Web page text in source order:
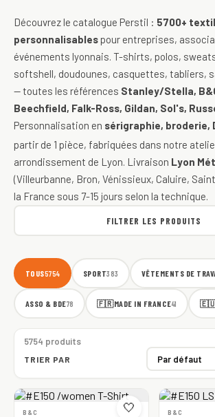
Découvrez le catalogue Perstil : 5700+
personnalisables pour entreprises,
événements lyonnais. T-shirts, polos,
softshell, doudounes, casquettes, tabliers,
— toutes les références Stanley/Stella,
Beechfield, Falk-Ross, Gildan, Sol's,
Personnalisation en sérigraphie, broderie,
partir de 1 pièce, fabriquées dans notre
arrondissement de Lyon. Livraison Lyon
(Villeurbanne, Bron, Vénissieux, Caluire,
la France sous 7-15 jours selon la technique.
FILTRER LES PRODUITS
TOUS5754 SPORT383 VÊTEMENTS DE
ASSO & BDE78 🇫🇷MADE IN FRANCE41
5754 produits
TRIER PAR
🤍
B&C B&C